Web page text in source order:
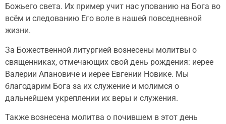
Божьего света. Их пример учит нас упованию на Бога во
всём и следованию Его воле в нашей повседневной
жизни.
За Божественной литургией вознесены молитвы о
священниках, отмечающих свой день рождения: иерее
Валерии Апановиче и иерее Евгении Новике. Мы
благодарим Бога за их служение и молимся о
дальнейшем укреплении их веры и служения.
Также вознесена молитва о почившем в этот день